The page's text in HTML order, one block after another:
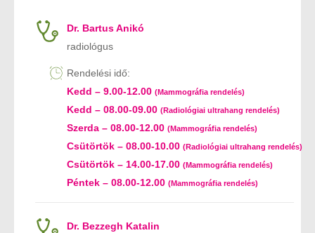
Dr. Bartus Anikó
radiológus
Rendelési idő:
Kedd – 9.00-12.00 (Mammográfia rendelés)
Kedd – 08.00-09.00 (Radiológiai ultrahang rendelés)
Szerda – 08.00-12.00 (Mammográfia rendelés)
Csütörtök – 08.00-10.00 (Radiológiai ultrahang rendelés)
Csütörtök – 14.00-17.00 (Mammográfia rendelés)
Péntek – 08.00-12.00 (Mammográfia rendelés)
Dr. Bezzegh Katalin